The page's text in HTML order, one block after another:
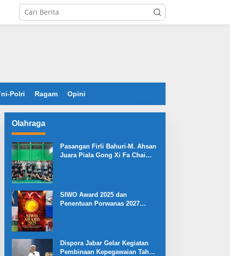
Polri Ragam Opini
Olahraga
Pasangan Firli Bahuri-M. Ahsan
Juara Piala Gong Xi Fa Chai
SIWO Award 2025 dan
Penentuan Porwanas 2027
Dispora Jabar Gelar Kegiatan
Pembinaan Kepegawaian Tahun